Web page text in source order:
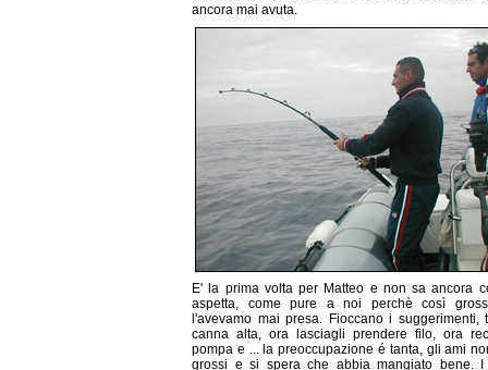
ancora mai avuta.
E' la prima volta per Matteo e non sa ancora
aspetta, come pure a noi perchè così
l'avevamo mai presa. Fioccano i suggerimenti,
canna alta, ora lasciagli prendere filo, ora
pompa e ... la preoccupazione é tanta, gli ami
grossi e si spera che abbia mangiato bene. I